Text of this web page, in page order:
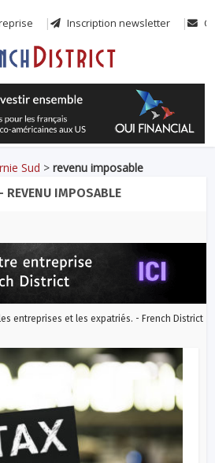
Inscription newsletter
Sud >revenu imposable
REVENU IMPOSABLE
entreprises et les expatriés. - French District